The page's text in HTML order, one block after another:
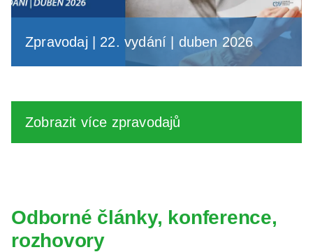
Zpravodaj | 22. vydání | duben 2026
Zobrazit více zpravodajů
Odborné články, konference,
rozhovory